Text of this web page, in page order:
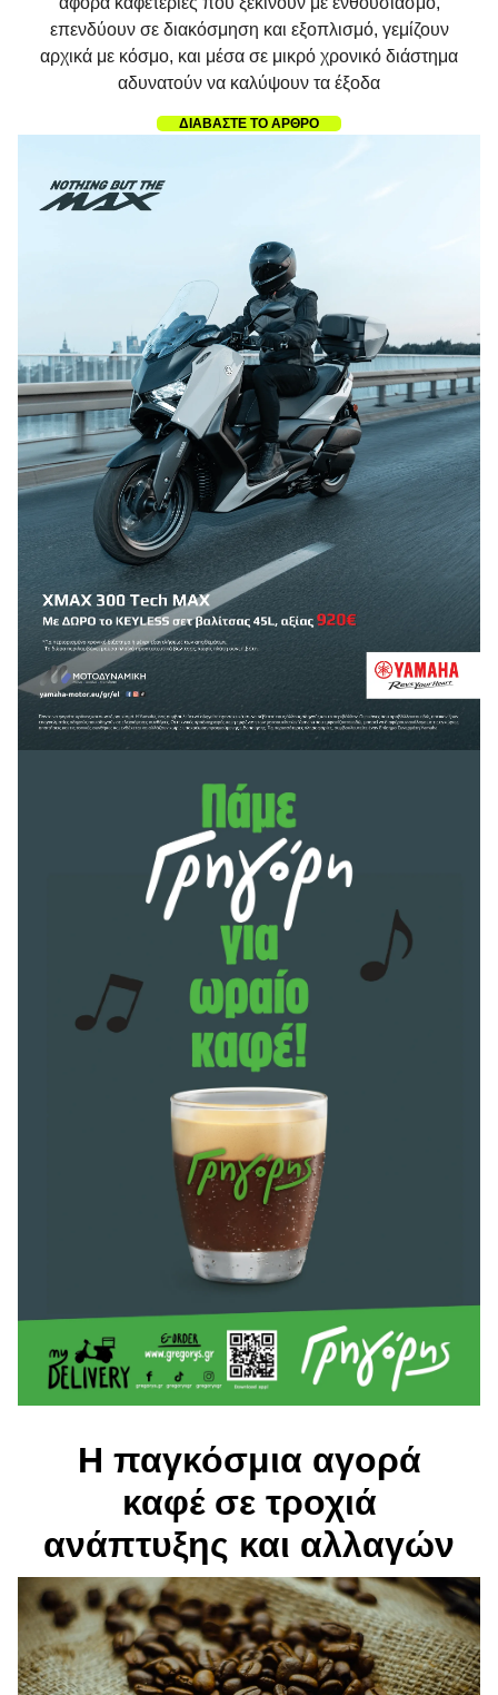
επενδύουν σε διακόσμηση και εξοπλισμό, γεμίζουν
αρχικά με κόσμο, και μέσα σε μικρό χρονικό διάστημα
αδυνατούν να καλύψουν τα έξοδα
ΔΙΑΒΑΣΤΕ ΤΟ ΑΡΘΡΟ
Η παγκόσμια αγορά
καφέ σε τροχιά
ανάπτυξης και αλλαγών